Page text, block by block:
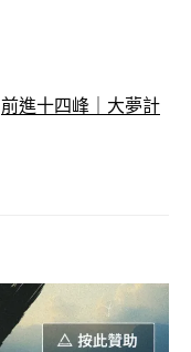
前進十四峰｜大夢計